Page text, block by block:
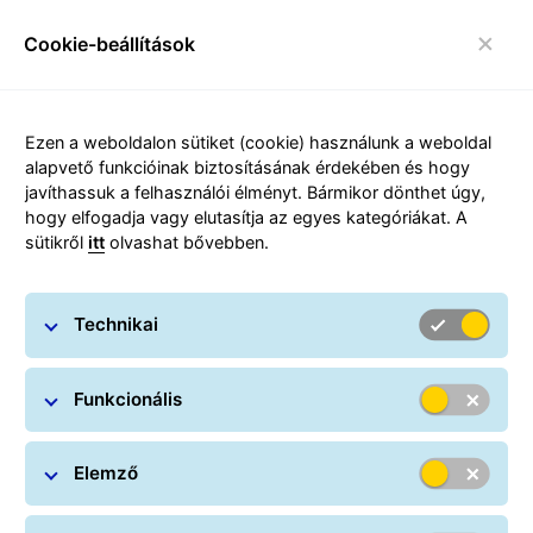
Lehetséges termék és
szolgáltatás kombinációk
Cookie-beállítások
Ezen a weboldalon sütiket (cookie) használunk a weboldal
alapvető funkcióinak biztosításának érdekében és hogy
javíthassuk a felhasználói élményt. Bármikor dönthet úgy,
hogy elfogadja vagy elutasítja az egyes kategóriákat. A
sütikről ittolvashat bővebben.
Technikai
Funkcionális
Elemző